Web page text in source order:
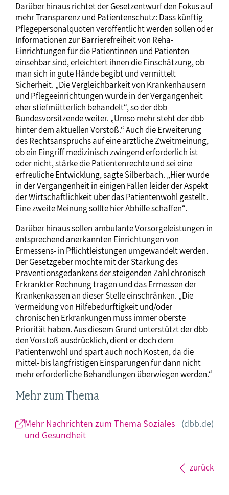
Darüber hinaus richtet der Gesetzentwurf den Fokus auf
mehr Transparenz und Patientenschutz: Dass künftig
Pflegepersonalquoten veröffentlicht werden sollen oder
Informationen zur Barrierefreiheit von Reha-
Einrichtungen für die Patientinnen und Patienten
einsehbar sind, erleichtert ihnen die Einschätzung, ob
man sich in gute Hände begibt und vermittelt
Sicherheit. „Die Vergleichbarkeit von Krankenhäusern
und Pflegeeinrichtungen wurde in der Vergangenheit
eher stiefmütterlich behandelt“, so der dbb
Bundesvorsitzende weiter. „Umso mehr steht der dbb
hinter dem aktuellen Vorstoß.“ Auch die Erweiterung
des Rechtsanspruchs auf eine ärztliche Zweitmeinung,
ob ein Eingriff medizinisch zwingend erforderlich ist
oder nicht, stärke die Patientenrechte und sei eine
erfreuliche Entwicklung, sagte Silberbach. „Hier wurde
in der Vergangenheit in einigen Fällen leider der Aspekt
der Wirtschaftlichkeit über das Patientenwohl gestellt.
Eine zweite Meinung sollte hier Abhilfe schaffen“.
Darüber hinaus sollen ambulante Vorsorgeleistungen in
entsprechend anerkannten Einrichtungen von
Ermessens- in Pflichtleistungen umgewandelt werden.
Der Gesetzgeber möchte mit der Stärkung des
Präventionsgedankens der steigenden Zahl chronisch
Erkrankter Rechnung tragen und das Ermessen der
Krankenkassen an dieser Stelle einschränken. „Die
Vermeidung von Hilfebedürftigkeit und/oder
chronischen Erkrankungen muss immer oberste
Priorität haben. Aus diesem Grund unterstützt der dbb
den Vorstoß ausdrücklich, dient er doch dem
Patientenwohl und spart auch noch Kosten, da die
mittel- bis langfristigen Einsparungen für dann nicht
mehr erforderliche Behandlungen überwiegen werden.“
Mehr zum Thema
Mehr Nachrichten zum Thema Soziales
und Gesundheit
(dbb.de)
zurück